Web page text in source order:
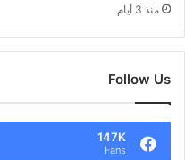
منذ 3 أيام
Follow Us
147K
Fans